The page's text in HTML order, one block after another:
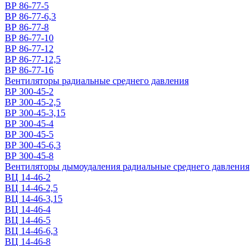
ВР 86-77-5
ВР 86-77-6,3
ВР 86-77-8
ВР 86-77-10
ВР 86-77-12
ВР 86-77-12,5
ВР 86-77-16
Вентиляторы радиальные среднего давления
ВР 300-45-2
ВР 300-45-2,5
ВР 300-45-3,15
ВР 300-45-4
ВР 300-45-5
ВР 300-45-6,3
ВР 300-45-8
Вентиляторы дымоудаления радиальные среднего давления
ВЦ 14-46-2
ВЦ 14-46-2,5
ВЦ 14-46-3,15
ВЦ 14-46-4
ВЦ 14-46-5
ВЦ 14-46-6,3
ВЦ 14-46-8